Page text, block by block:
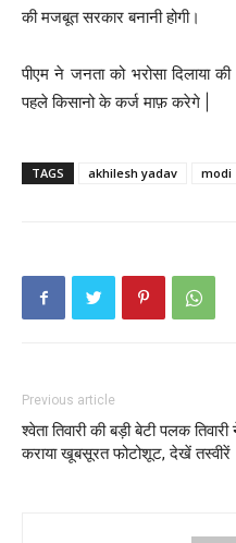
की मजबूत सरकार बनानी होगी।
पीएम ने जनता को भरोसा दिलाया
पहले किसानो के कर्ज माफ़ करेगे |
TAGS akhilesh yadav modi
Previous article
श्वेता तिवारी की बड़ी बेटी पलक तिवारी
कराया खूबसूरत फोटोशूट, देखें तस्वीरें